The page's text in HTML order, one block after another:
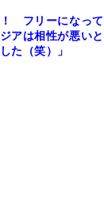
！ フリーになって
アは相性が悪いと
た（笑）」